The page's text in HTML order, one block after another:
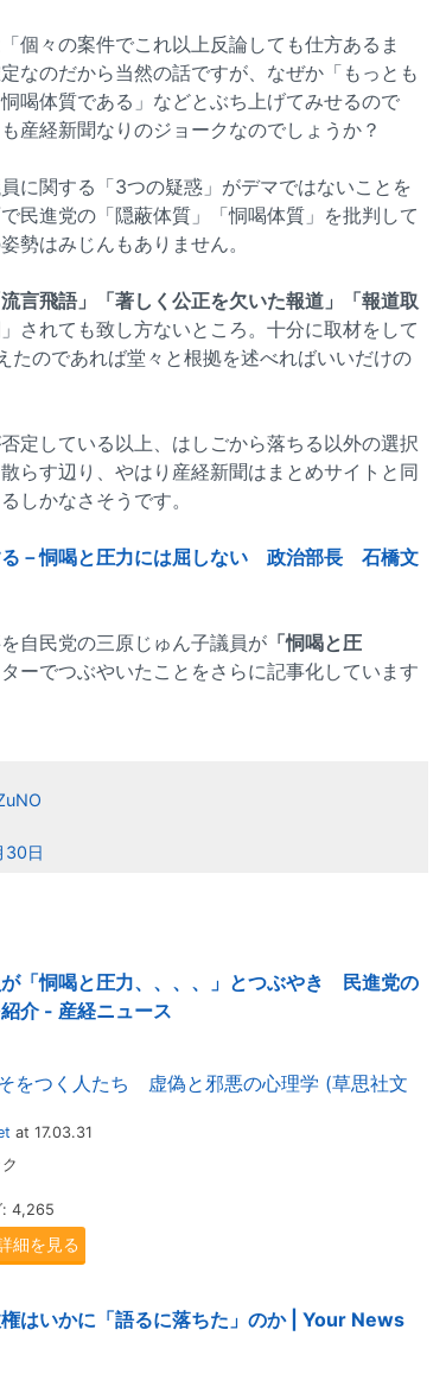
個々の案件でこれ以上反論しても仕方あるま
なのだから当然の話ですが、なぜか「もっとも
喝体質である」などとぶち上げてみせるので
産経新聞なりのジョークなのでしょうか？
に関する「3つの疑惑」がデマではないことを
民進党の「隠蔽体質」「恫喝体質」を批判して
勢はみじんもありません。
流言飛語」「著しく公正を欠いた報道」「報道取
されても致し方ないところ。十分に取材をして
たのであれば堂々と根拠を述べればいいだけの
定している以上、はしごから落ちる以外の選択
らす辺り、やはり産経新聞はまとめサイトと同
しかなさそうです。
る－恫喝と圧力には屈しない 政治部長 石橋文
自民党の三原じゅん子議員が 「恫喝と圧
ーでつぶやいたことをさらに記事化しています
30日
が「恫喝と圧力、、、、」とつぶやき 民進党の
介 - 産経ニュース
をつく人たち 虚偽と邪悪の心理学 (草思社文
at 17.03.31
: 4,265
細を見る
はいかに「語るに落ちた」のか | Your News